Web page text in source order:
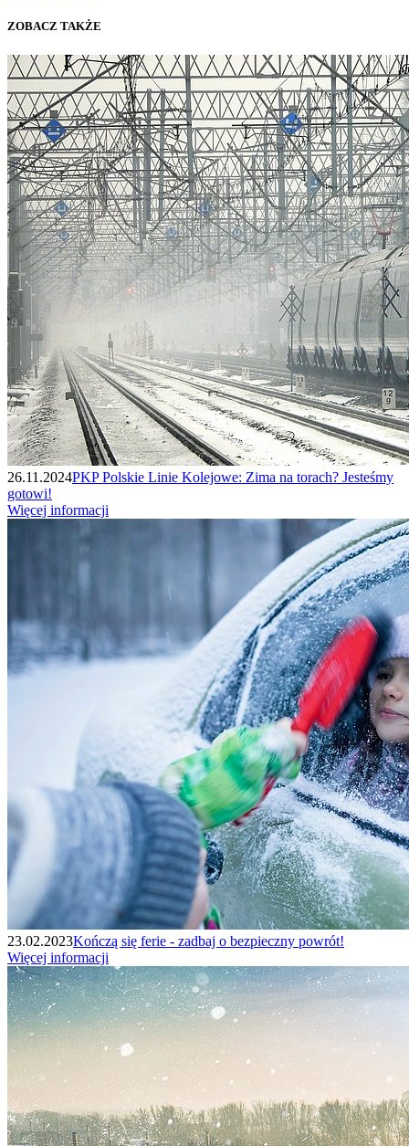
ZOBACZ TAKŻE
26.11.2024PKP Polskie Linie Kolejowe: Zima na torach? Jesteśmy
gotowi!
Więcej informacji
23.02.2023Kończą się ferie - zadbaj o bezpieczny powrót!
Więcej informacji